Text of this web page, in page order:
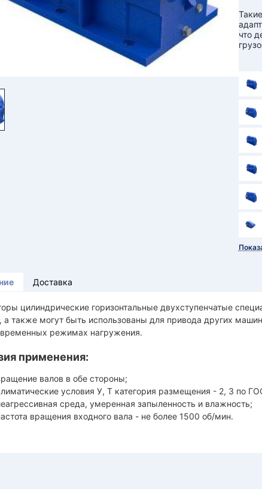
что
Доставка
цилиндрические горизонтальные двухступенчатые
также могут быть использованы для привода других
режимах нагружения.
применения:
валов в обе стороны;
условия У, Т категория размещения - 2, 3 по
среда, умеренная запыленность и влажность;
вращения входного вала - не более 1500 об/мин.